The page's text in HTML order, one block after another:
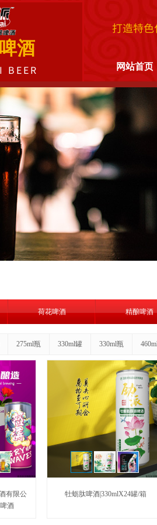
打造特色
BEER
酒
网站首页
荷花啤酒 精酿啤酒
275ml瓶 330ml罐 330ml瓶
有限公
酒
牡蛎肽啤酒|330mlX24罐/箱